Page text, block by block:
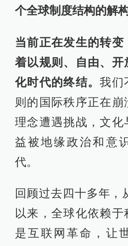
个全球制度结构的解构
当前正在发生的转
着以规则、自由、开
化时代的终结。我们
则的国际秩序正在崩
理念遭遇挑战，文化
益被地缘政治和意
代。
回顾过去四十多年，
以来，全球化依赖于
是互联网革命，让